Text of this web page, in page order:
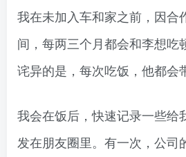
我在未加入车和家之前，因合
间，每两三个月都会和李想吃
诧异的是，每次吃饭，他都会
我会在饭后，快速记录一些给
发在朋友圈里。有一次，公司